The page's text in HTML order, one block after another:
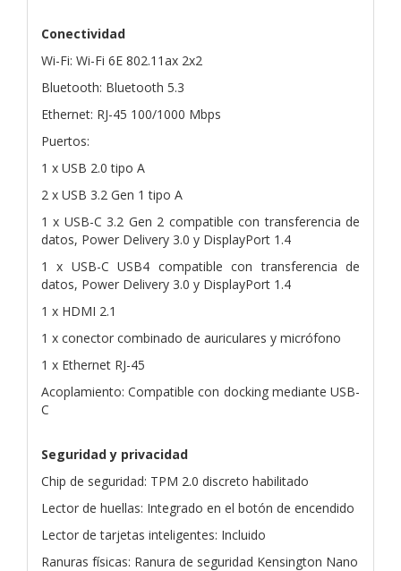
Conectividad
Wi-Fi: Wi-Fi 6E 802.11ax 2x2
Bluetooth: Bluetooth 5.3
Ethernet: RJ-45 100/1000 Mbps
Puertos:
1 x USB 2.0 tipo A
2 x USB 3.2 Gen 1 tipo A
1 x USB-C 3.2 Gen 2 compatible con transferencia de
datos, Power Delivery 3.0 y DisplayPort 1.4
1 x USB-C USB4 compatible con transferencia de
datos, Power Delivery 3.0 y DisplayPort 1.4
1 x HDMI 2.1
1 x conector combinado de auriculares y micrófono
1 x Ethernet RJ-45
Acoplamiento: Compatible con docking mediante USB-
C
Seguridad y privacidad
Chip de seguridad: TPM 2.0 discreto habilitado
Lector de huellas: Integrado en el botón de encendido
Lector de tarjetas inteligentes: Incluido
Ranuras físicas: Ranura de seguridad Kensington Nano